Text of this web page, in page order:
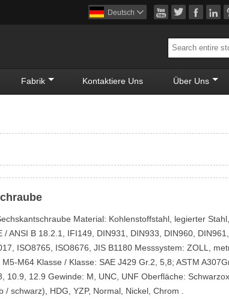
   
Deutsch 
Fabrik Kontaktiere Uns Über Uns
Material: Kohlenstoffstahl, legierter
/ ANSI B 18.2.1, IFI149, DIN931, DIN933, DIN960, DIN961,
ISO8765, ISO8676, JIS B1180 Messsystem: ZOLL,
M5-M64 Klasse / Klasse: SAE J429 Gr.2, 5,8; ASTM
10.9, 12.9 Gewinde: M, UNC, UNF Oberfläche:
/ schwarz), HDG, YZP, Normal, Nickel, Chrom .